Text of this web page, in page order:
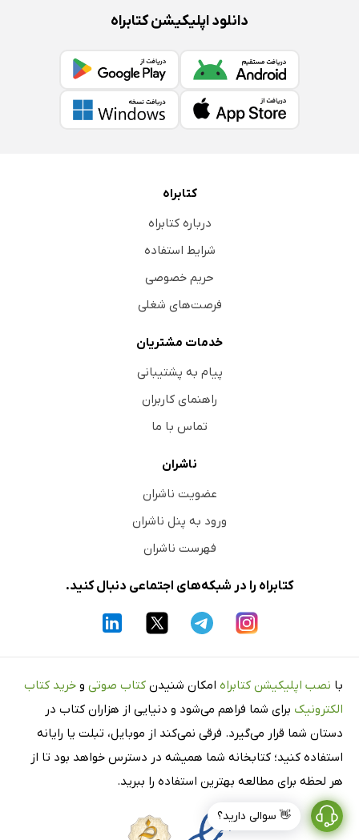
👋 سوالی دارید؟
دانلود اپلیکیشن کتابراه
کتابراه
درباره کتابراه
شرایط استفاده
حریم خصوصی
فرصت‌های شغلی
خدمات مشتریان
پیام به پشتیبانی
راهنمای کاربران
تماس با ما
ناشران
عضویت ناشران
ورود به پنل ناشران
فهرست ناشران
کتابراه را در شبکه‌های اجتماعی دنبال کنید.
با نصب اپلیکیشن کتابراه امکان شنیدن کتاب صوتی و خرید کتاب
الکترونیک برای شما فراهم می‌شود و دنیایی از هزاران کتاب در
دستان شما قرار می‌گیرد. فرقی نمی‌کند از موبایل، تبلت یا رایانه
استفاده کنید؛ کتابخانه شما همیشه در دسترس خواهد بود تا از
هر لحظه برای مطالعه بهترین استفاده را ببرید.